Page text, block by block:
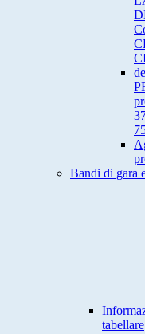
Bandi di gara
tabellare